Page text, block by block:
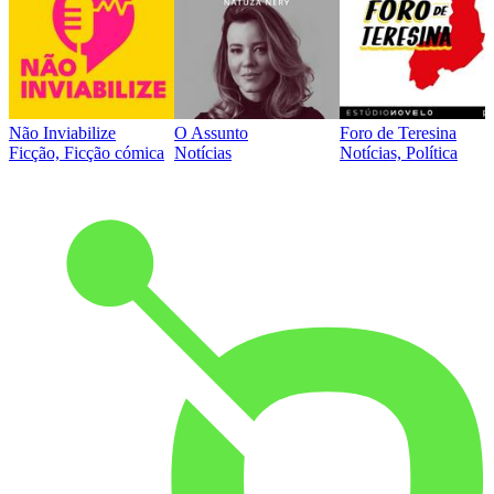
Não Inviabilize
Ficção, Ficção cómica
O Assunto
Notícias
Foro de Teresina
Notícias, Política